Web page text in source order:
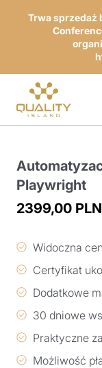
Trwa sprzedaż
Playwright
cena
3299,00 PLN.
2399,00 PLN
cena
2399,00 PLN.
Widoczna
Certyfikat
Dodatkowe
30 dniowe
Praktyczne
Możliwość